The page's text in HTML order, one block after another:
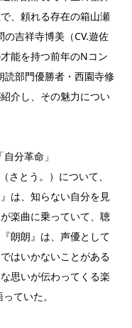
、頼れる存在の箱山瀬
の吉祥寺博美（CV.遊佐
能を持つ前年のNコン
読部門優勝者・西園寺修
介し、その魅力につい
分革命」
さとう。）について、
は、知らない自分を見
楽曲に乗っていて、聴
朗朗』は、声優として
はいかないことがある
思いが伝わってくる楽
ていた。